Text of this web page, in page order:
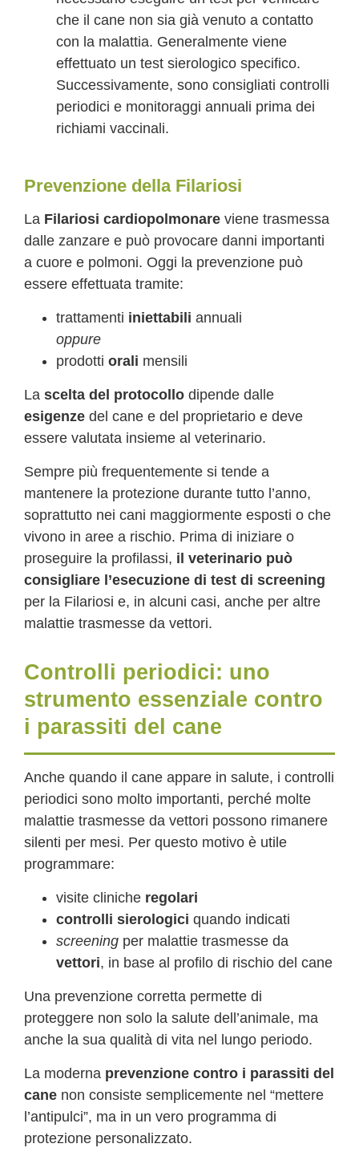
che il cane non sia già venuto a contatto
con la malattia. Generalmente viene
effettuato un test sierologico specifico.
Successivamente, sono consigliati controlli
periodici e monitoraggi annuali prima dei
richiami vaccinali.
Prevenzione della Filariosi
La Filariosi cardiopolmonare viene trasmessa
dalle zanzare e può provocare danni importanti
a cuore e polmoni. Oggi la prevenzione può
essere effettuata tramite:
trattamenti iniettabili annuali
oppure
prodotti orali mensili
La scelta del protocollo dipende dalle
esigenze del cane e del proprietario e deve
essere valutata insieme al veterinario.
Sempre più frequentemente si tende a
mantenere la protezione durante tutto l’anno,
soprattutto nei cani maggiormente esposti o che
vivono in aree a rischio. Prima di iniziare o
proseguire la profilassi, il veterinario può
consigliare l’esecuzione di test di screening
per la Filariosi e, in alcuni casi, anche per altre
malattie trasmesse da vettori.
Controlli periodici: uno
strumento essenziale contro
i parassiti del cane
Anche quando il cane appare in salute, i controlli
periodici sono molto importanti, perché molte
malattie trasmesse da vettori possono rimanere
silenti per mesi. Per questo motivo è utile
programmare:
visite cliniche regolari
controlli sierologici quando indicati
screening per malattie trasmesse da
vettori, in base al profilo di rischio del cane
Una prevenzione corretta permette di
proteggere non solo la salute dell’animale, ma
anche la sua qualità di vita nel lungo periodo.
La moderna prevenzione contro i parassiti del
cane non consiste semplicemente nel “mettere
l’antipulci”, ma in un vero programma di
protezione personalizzato.